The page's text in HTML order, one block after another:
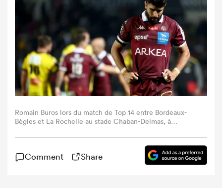
Romain Buros lors du match de Top 14 entre Bordeaux-
Bègles et La Rochelle au stade Chaban-Delmas, à
AFP)
Comment Share